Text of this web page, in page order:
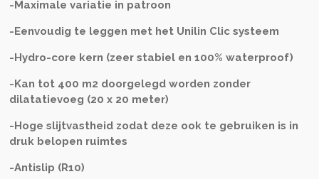
-Maximale variatie in patroon
-Eenvoudig te leggen met het Unilin Clic systeem
-Hydro-core kern (zeer stabiel en 100% waterproof)
-Kan tot 400 m2 doorgelegd worden zonder
dilatatievoeg (20 x 20 meter)
-Hoge slijtvastheid zodat deze ook te gebruiken is in
druk belopen ruimtes
-Antislip (R10)